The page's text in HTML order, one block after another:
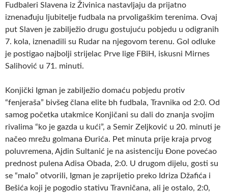
Fudbaleri Slavena iz Živinica nastavljaju da prijatno
iznenađuju ljubitelje fudbala na prvoligaškim terenima. Ovaj
put Slaven je zabilježio drugu gostujuću pobjedu u odigranih
7. kola, iznenadili su Rudar na njegovom terenu. Gol odluke
je postigao najbolji strijelac Prve lige FBiH, iskusni Mirnes
Salihović u 71. minuti.
Konjički Igman je zabilježio domaću pobjedu protiv
“fenjeraša” bivšeg člana elite bh fudbala, Travnika od 2:0. Od
samog početka utakmice Konjičani su dali do znanja svojim
rivalima “ko je gazda u kući”, a Semir Zeljković u 20. minuti je
načeo mrežu golmana Đurića. Pet minuta prije kraja prvog
poluvremena, Ajdin Sultanić je na asistenciju Đone povećao
prednost pulena Adisa Obada, 2:0. U drugom dijelu, gosti su
se “malo” otvorili, Igman je zaprijetio preko Idriza Džafića i
Bešića koji je pogodio stativu Travničana, ali je ostalo, 2:0,